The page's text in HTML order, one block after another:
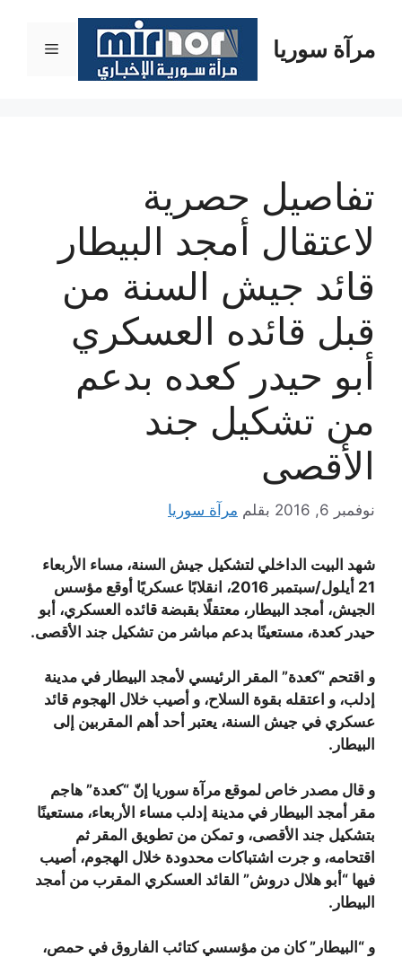
المحتوىمرآة سوريا القائمة
تفاصيل حصرية
لاعتقال أمجد البيطار
قائد جيش السنة من
قبل قائده العسكري
أبو حيدر كعده بدعم
من تشكيل جند
الأقصى
نوفمبر 6, 2016 بقلم مرآة سوريا
شهد البيت الداخلي لتشكيل جيش السنة، مساء الأربعاء
21 أيلول/سبتمبر 2016، انقلابًا عسكريًا أوقع مؤسس
الجيش، أمجد البيطار، معتقلًا بقبضة قائده العسكري، أبو
حيدر كعدة، مستعينًا بدعم مباشر من تشكيل جند الأقصى.
و اقتحم “كعدة” المقر الرئيسي لأمجد البيطار في مدينة
إدلب، و اعتقله بقوة السلاح، و أصيب خلال الهجوم قائد
عسكري في جيش السنة، يعتبر أحد أهم المقربين إلى
البيطار.
و قال مصدر خاص لموقع مرآة سوريا إنّ “كعدة” هاجم
مقر أمجد البيطار في مدينة إدلب مساء الأربعاء، مستعينًا
بتشكيل جند الأقصى، و تمكن من تطويق المقر ثم
اقتحامه، و جرت اشتباكات محدودة خلال الهجوم، أصيب
فيها “أبو هلال دروش” القائد العسكري المقرب من أمجد
البيطار.
و “البيطار” كان من مؤسسي كتائب الفاروق في حمص،